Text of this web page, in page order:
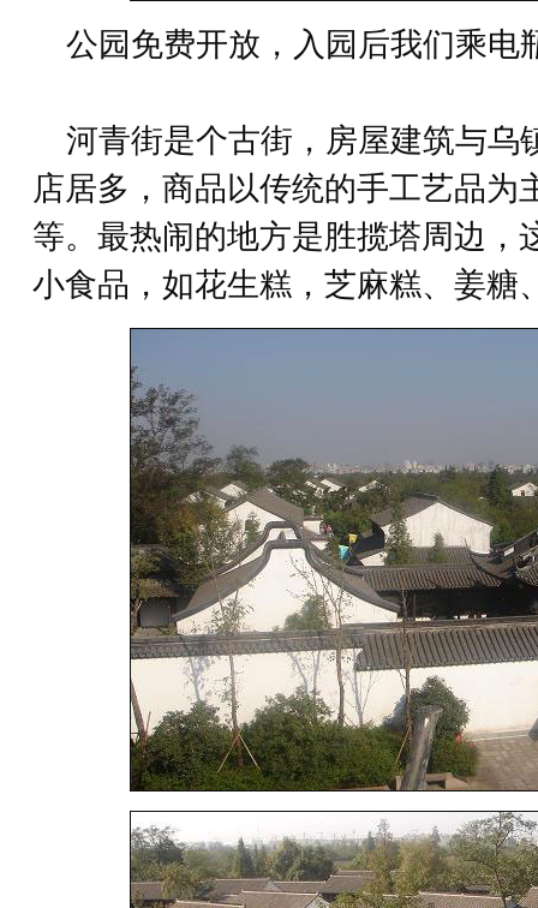
公园免费开放，入园后我们乘电
河青街是个古街，房屋建筑与乌
店居多，商品以传统的手工艺品为
等。最热闹的地方是胜揽塔周边，
小食品，如花生糕，芝麻糕、姜糖